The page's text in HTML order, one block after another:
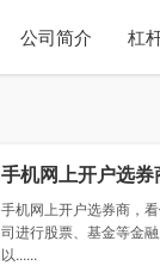
公司简介 杠
手机网上开户选
手机网上开户选券商，
司进行股票、基金等金
以......